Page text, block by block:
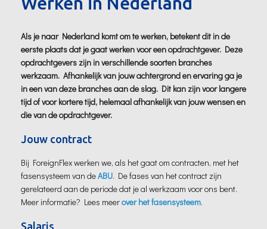
Als je naar Nederland komt om te werken, betekent dit in de
eerste plaats dat je gaat werken voor een opdrachtgever. Deze
opdrachtgevers zijn in verschillende soorten branches
werkzaam. Afhankelijk van jouw achtergrond en ervaring ga je
in een van deze branches aan de slag. Dit kan zijn voor langere
tijd of voor kortere tijd, helemaal afhankelijk van jouw wensen en
die van de opdrachtgever.
Jouw contract
Bij ForeignFlex werken we, als het gaat om contracten, met het
fasensysteem van deABU. De fases van het contract zijn
gerelateerd aan de periode dat je al werkzaam voor ons bent.
Meer informatie? Lees meerover het fasensysteem.
Salaris